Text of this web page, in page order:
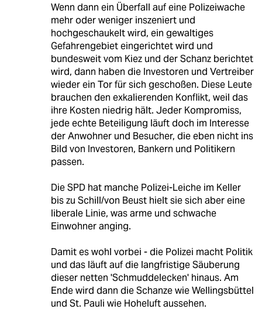
Wenn dann ein Überfall auf eine Polizeiwache
mehr oder weniger inszeniert und
hochgeschaukelt wird, ein gewaltiges
Gefahrengebiet eingerichtet wird und
bundesweit vom Kiez und der Schanz berichtet
wird, dann haben die Investoren und Vertreiber
wieder ein Tor für sich geschoßen. Diese Leute
brauchen den exkalierenden Konflikt, weil das
ihre Kosten niedrig hält. Jeder Kompromiss,
jede echte Beteiligung läuft doch im Interesse
der Anwohner und Besucher, die eben nicht ins
Bild von Investoren, Bankern und Politikern
passen.
Die SPD hat manche Polizei-Leiche im Keller
bis zu Schill/von Beust hielt sie sich aber eine
liberale Linie, was arme und schwache
Einwohner anging.
Damit es wohl vorbei - die Polizei macht Politik
und das läuft auf die langfristige Säuberung
dieser netten 'Schmuddelecken' hinaus. Am
Ende wird dann die Schanze wie Wellingsbüttel
und St. Pauli wie Hoheluft aussehen.